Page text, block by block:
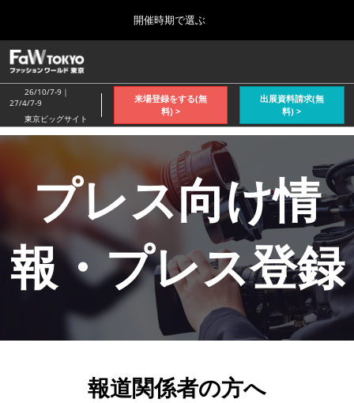
ッ
プ
し
て
進
to
close
the
menu.
開催時期で選ぶ
2026年10月_秋展
2026年10月07日
東京ビッグサイト/Tokyo Big Sight, Japan
2027年4月_春展
2027年04月07日
東京ビッグサイト/Tokyo Big Sight, Japan
ー
バ
ル
ナ
ゲ
ー
シ
ョ
ン
り
た
た
む
26/10/7-9｜
27/4/7-9
東京ビッグサイト
来場登録をする(無
料) >
出展資料請求(無
料) >
プレス向け情
報・プレス登録
報道関係者の方へ